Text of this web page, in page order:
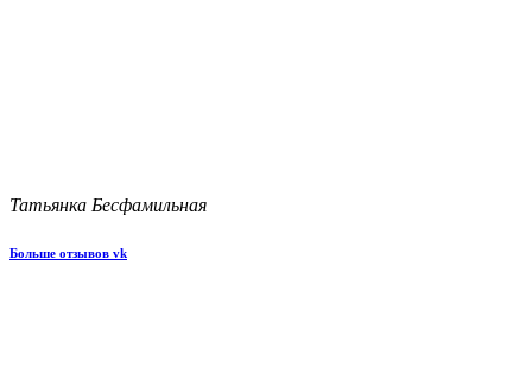
Татьянка Бесфамильная
Больше отзывов vk